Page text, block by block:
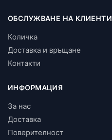
ОБСЛУЖВАНЕ НА КЛИЕНТИ
Количка
Доставка и връщане
Контакти
ИНФОРМАЦИЯ
За нас
Доставка
Поверителност